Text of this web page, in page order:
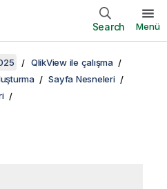
Search Menü
QlikView ile çalışma
Sayfa Nesneleri